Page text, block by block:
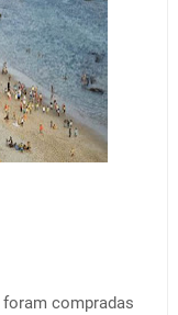
foram compradas